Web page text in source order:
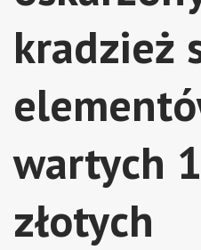
kradzież
wartych
złotych